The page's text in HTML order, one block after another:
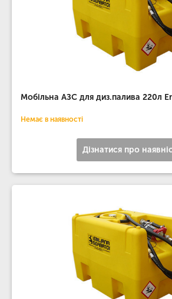
Мобільна АЗС для диз.палива 220л
Немає в наявності
Дізнатися про